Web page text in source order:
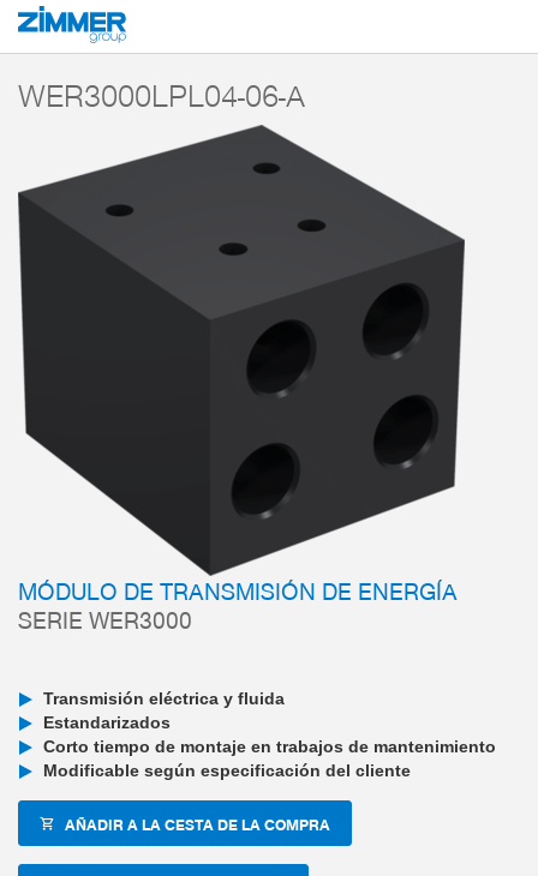
Inicio Productos
WER3000LPL04-06-A
MÓDULO DE TRANSMISIÓN DE ENERGÍA
SERIE WER3000
Transmisión eléctrica y fluida
Estandarizados
Corto tiempo de montaje en trabajos de mantenimiento
Modificable según especificación del cliente
AÑADIR A LA CESTA DE LA COMPRA